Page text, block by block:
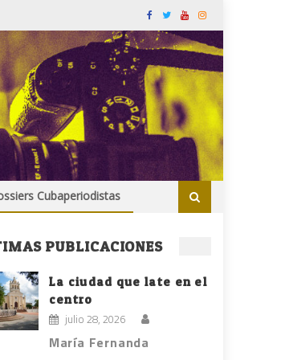
Cubaperiodistas
PUBLICACIONES
La ciudad que late en el
centro
julio 28, 2026
María Fernanda